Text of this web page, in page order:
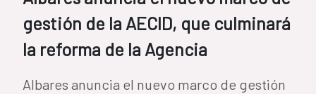
gestión de la AECID, que culminará
la reforma de la Agencia
Albares anuncia el nuevo marco de gestión